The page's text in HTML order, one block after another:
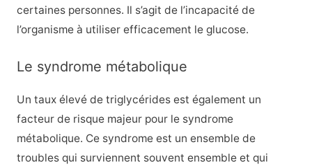
certaines personnes. Il s’agit de l’incapacité de
l’organisme à utiliser efficacement le glucose.
Le syndrome métabolique
Un taux élevé de triglycérides est également un
facteur de risque majeur pour le syndrome
métabolique. Ce syndrome est un ensemble de
troubles qui surviennent souvent ensemble et qui